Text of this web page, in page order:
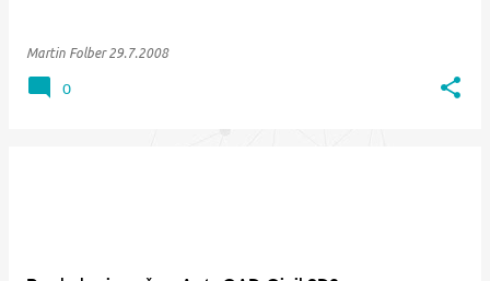
Martin Folber 29.7.2008
0